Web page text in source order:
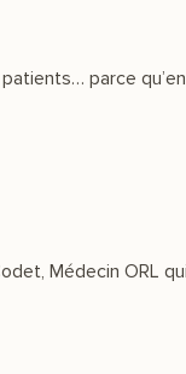
parce
Médecin ORL